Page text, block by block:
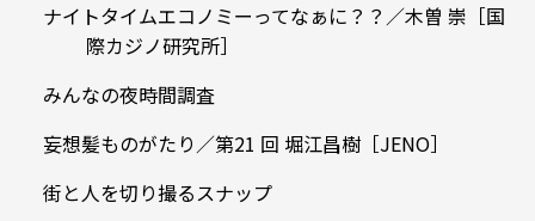
ナイトタイムエコノミーってなぁに？？／木曽 崇［国
際カジノ研究所］
みんなの夜時間調査
妄想髪ものがたり／第21 回 堀江昌樹［JENO］
街と人を切り撮るスナップ